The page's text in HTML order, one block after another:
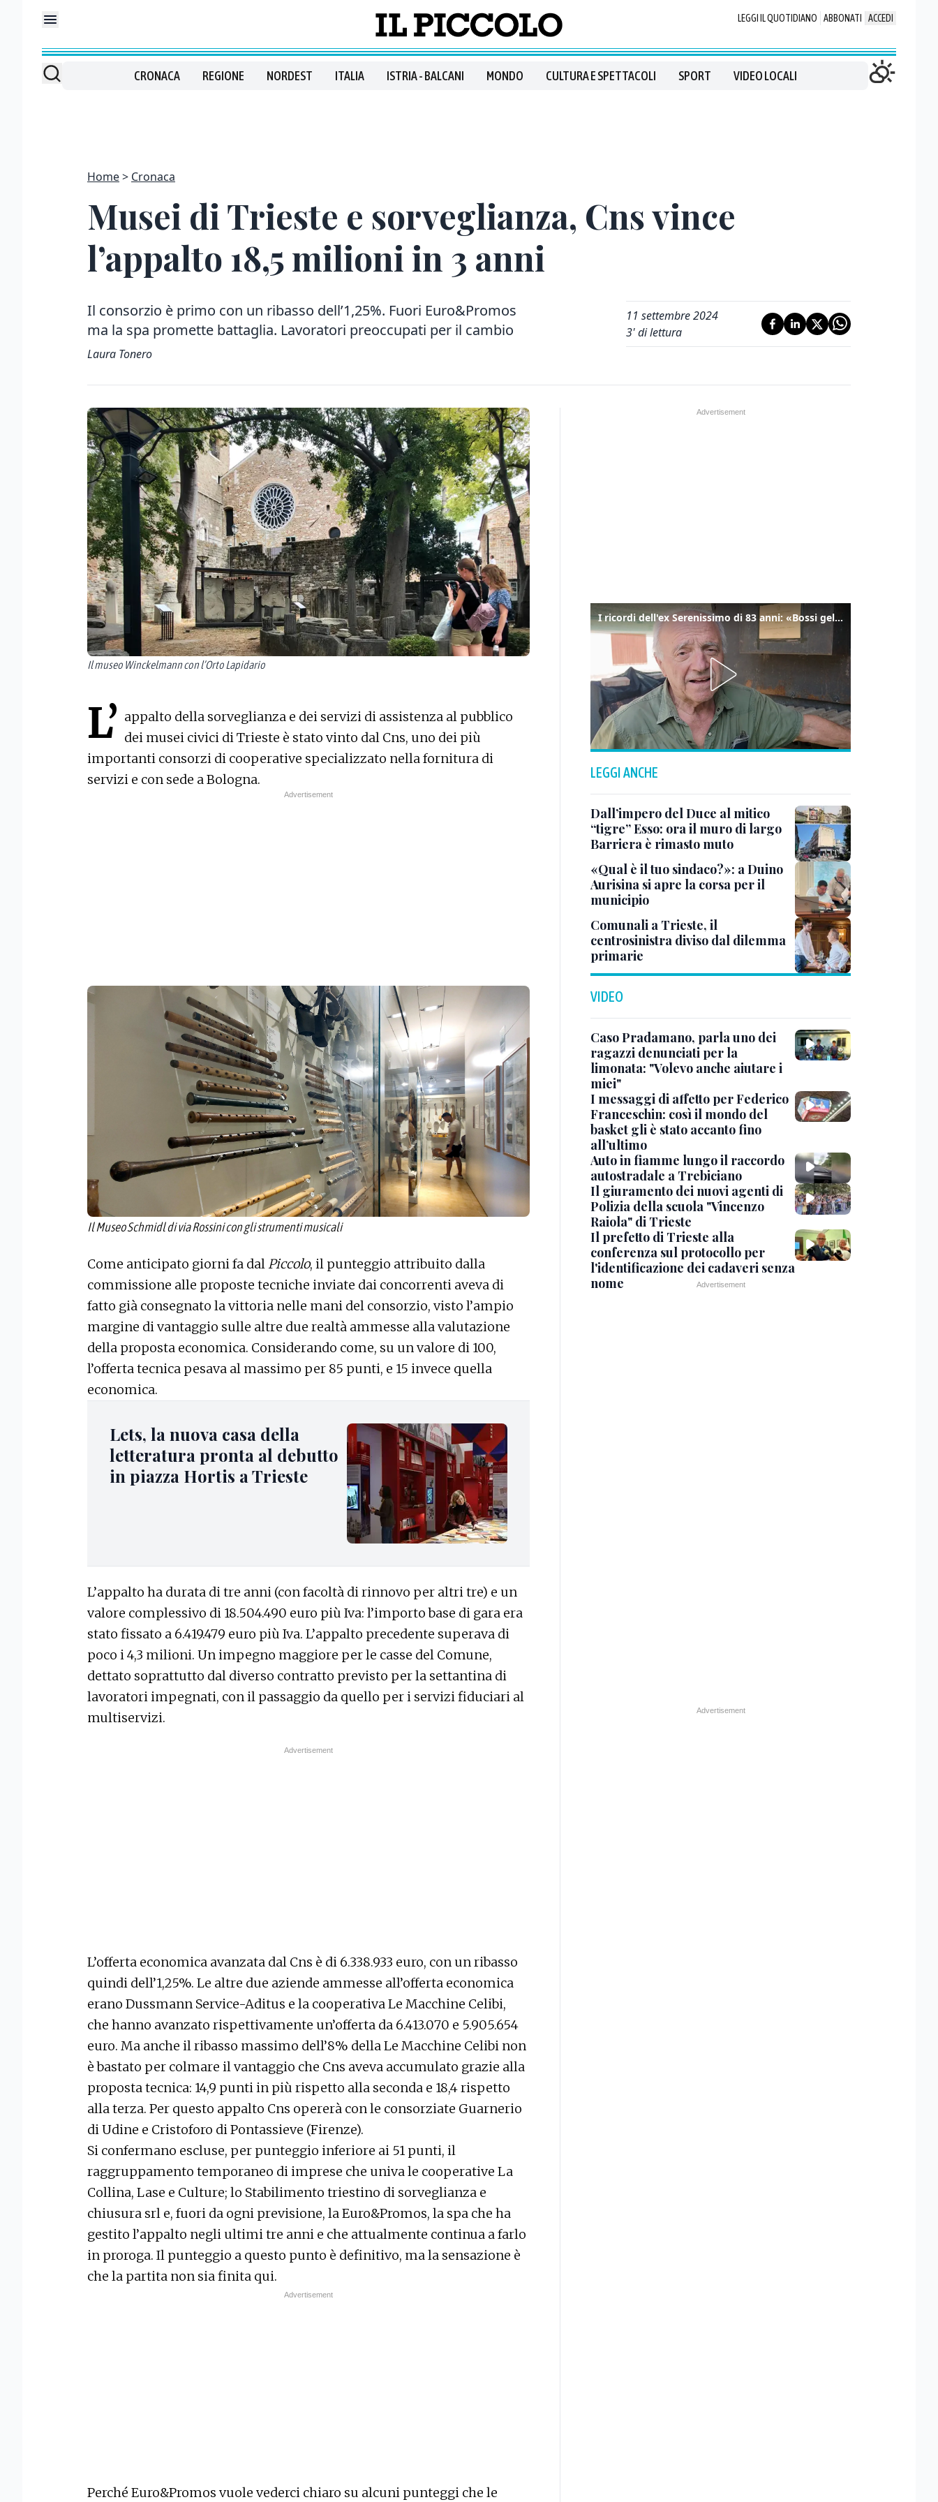
LEGGI IL QUOTIDIANO ABBONATI ACCEDI
CRONACA REGIONE NORDEST ITALIA ISTRIA - BALCANI MONDO CULTURA E SPETTACOLI SPORT VIDEO LOCALI
Home Cronaca
Musei di Trieste e sorveglianza, Cns vince
l’appalto 18,5 milioni in 3 anni
Il consorzio è primo con un ribasso dell’1,25%. Fuori Euro&Promos
ma la spa promette battaglia. Lavoratori preoccupati per il cambio
Laura Tonero
11 settembre 2024
3' di lettura
Il museo Winckelmann con l’Orto Lapidario
L’ appalto della sorveglianza e dei servizi di assistenza al pubblico
dei musei civici di Trieste è stato vinto dal Cns, uno dei più
importanti consorzi di cooperative specializzato nella fornitura di
servizi e con sede a Bologna.
Il Museo Schmidl di via Rossini con gli strumenti musicali
Come anticipato giorni fa dalPiccolo, il punteggio attribuito dalla
commissione alle proposte tecniche inviate dai concorrenti aveva di
fatto già consegnato la vittoria nelle mani del consorzio, visto l’ampio
margine di vantaggio sulle altre due realtà ammesse alla valutazione
della proposta economica. Considerando come, su un valore di 100,
l’offerta tecnica pesava al massimo per 85 punti, e 15 invece quella
economica.
Lets, la nuova casa della
letteratura pronta al debutto
in piazza Hortis a Trieste
L’appalto ha durata di tre anni (con facoltà di rinnovo per altri tre) e un
valore complessivo di 18.504.490 euro più Iva: l’importo base di gara era
stato fissato a 6.419.479 euro più Iva. L’appalto precedente superava di
poco i 4,3 milioni. Un impegno maggiore per le casse del Comune,
dettato soprattutto dal diverso contratto previsto per la settantina di
lavoratori impegnati, con il passaggio da quello per i servizi fiduciari al
multiservizi.
L’offerta economica avanzata dal Cns è di 6.338.933 euro, con un ribasso
quindi dell’1,25%. Le altre due aziende ammesse all’offerta economica
erano Dussmann Service-Aditus e la cooperativa Le Macchine Celibi,
che hanno avanzato rispettivamente un’offerta da 6.413.070 e 5.905.654
euro. Ma anche il ribasso massimo dell’8% della Le Macchine Celibi non
è bastato per colmare il vantaggio che Cns aveva accumulato grazie alla
proposta tecnica: 14,9 punti in più rispetto alla seconda e 18,4 rispetto
alla terza. Per questo appalto Cns opererà con le consorziate Guarnerio
di Udine e Cristoforo di Pontassieve (Firenze).
Si confermano escluse, per punteggio inferiore ai 51 punti, il
raggruppamento temporaneo di imprese che univa le cooperative La
Collina, Lase e Culture; lo Stabilimento triestino di sorveglianza e
chiusura srl e, fuori da ogni previsione, la Euro&Promos, la spa che ha
gestito l’appalto negli ultimi tre anni e che attualmente continua a farlo
in proroga. Il punteggio a questo punto è definitivo, ma la sensazione è
che la partita non sia finita qui.
Perché Euro&Promos vuole vederci chiaro su alcuni punteggi che le
I ricordi dell'ex Serenissimo di 83 anni: «Bossi geloso di noi, in carcere mi cantavano l’inno di San Marco»
LEGGI ANCHE
Dall’impero del Duce al mitico
“tigre” Esso: ora il muro di largo
Barriera è rimasto muto
«Qual è il tuo sindaco?»: a Duino
Aurisina si apre la corsa per il
municipio
Comunali a Trieste, il
centrosinistra diviso dal dilemma
primarie
VIDEO
Caso Pradamano, parla uno dei
ragazzi denunciati per la
limonata: "Volevo anche aiutare i
miei"
I messaggi di affetto per Federico
Franceschin: così il mondo del
basket gli è stato accanto fino
all’ultimo
Auto in fiamme lungo il raccordo
autostradale a Trebiciano
Il giuramento dei nuovi agenti di
Polizia della scuola "Vincenzo
Raiola" di Trieste
Il prefetto di Trieste alla
conferenza sul protocollo per
l'identificazione dei cadaveri senza
nome